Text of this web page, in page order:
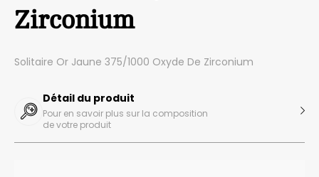
Zirconium
Solitaire Or Jaune 375/1000 Oxyde De Zirconium
Détail du produit
Pour en savoir plus sur la composition
de votre produit